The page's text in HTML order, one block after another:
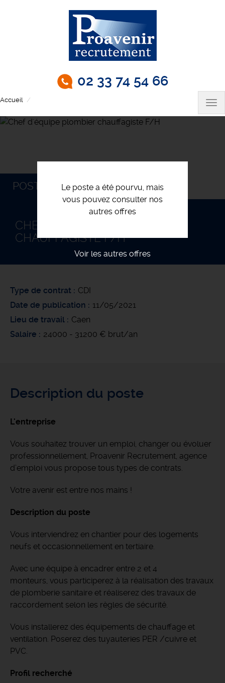
02 33 74 54 66
Accueil
Le poste a été pourvu, mais
vous pouvez consulter nos
autres offres
Voir les autres offres
POSTULEZ
CHEF D'ÉQUIPE PLOMBIER
CHAUFFAGISTE F/H
Type de contrat
CDI
Date de publication
11/05/2021
Lieu de travail
Caen
Salaire
24000 - 31200 € brut/an
Description du poste
L'entreprise
Vous souhaitez trouver un emploi, changer ou évoluer
professionnellement, Proavenir Recrutement, agence
d’emploi vous propose tous types de contrats.
Votre avenir est entre nos mains !
Description du poste
Vous interviendrez en chantier pour des logements
neufs et occasionnellement en tertiaire.
Avec une équipe à encadrer entre 2 et 4
monteurs, vous participerez à la réalisation des travaux
de plomberie sanitaire et réaliserez des travaux de
raccordement selon les règles de sécurité.
Vous installerez des équipements de chauffage et
ventilation. Poserez des tuyauteries PER /cuivre et
PVC.
Profil recherché